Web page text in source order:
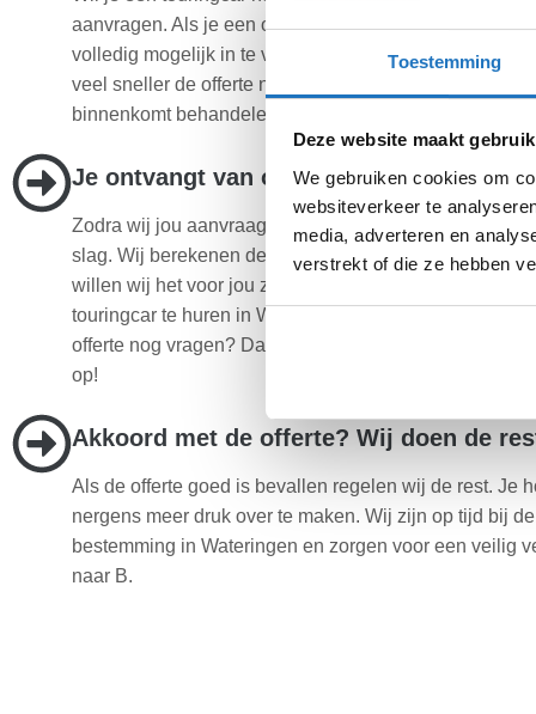
Toestemming
Deze website maakt
We gebruiken cookies om
websiteverkeer te
media, adverteren en
verstrekt of die ze hebben
aanvragen. Als je een offerte aanvraagt probeer deze
volledig mogelijk in te vullen. Op deze manier kunnen
veel sneller de offerte naar jou opsturen. Iedere
binnenkomt behandelen wij direct.
Je ontvangt van ons een scherpe prijs
Zodra wij jou aanvraag hebben ontvangen gaan wij
slag. Wij berekenen de scherpste prijs voor jou. Op
willen wij het voor jou zo voordelig mogelijk maken om
touringcar te huren in Wateringen. Heb je na ontvangst
offerte nog vragen? Dan nemen wij zo snel mogelijk
op!
Akkoord met de offerte? Wij doen de
Als de offerte goed is bevallen regelen wij de rest. Je
nergens meer druk over te maken. Wij zijn op tijd bij
bestemming in Wateringen en zorgen voor een veilig
naar B.